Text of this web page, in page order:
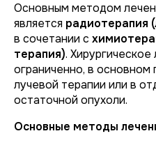
Основным методом
является радиотерапия
в сочетании с
терапия).
ограниченно, в основном
лучевой терапии или в
остаточной опухоли.
Основные методы